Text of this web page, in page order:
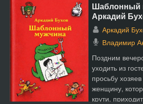
Шаблонный
Аркадий
Аркадий
Владимир
Поздним
уходить из
просьбу
женщину,
крути,